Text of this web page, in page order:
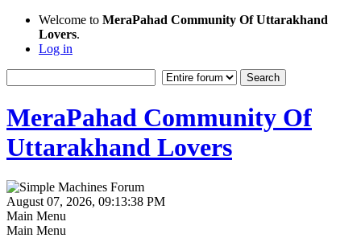
Welcome to MeraPahad Community Of Uttarakhand
Lovers.
Log in
MeraPahad Community Of
Uttarakhand Lovers
August 07, 2026, 09:13:38 PM
Main Menu
Main Menu